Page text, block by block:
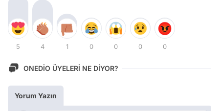
5 4 1 0 0 0 0
ONEDİO ÜYELERİ NE DİYOR?
Yorum Yazın